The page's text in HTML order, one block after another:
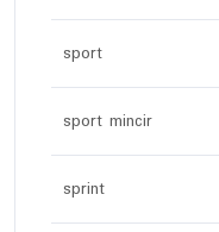
sport
sport mincir
sprint